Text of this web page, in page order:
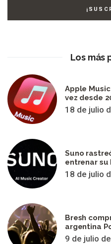
Los más
Apple
vez desde
18 de julio
Suno
entrenar su
18 de julio
Bresh
argentina
9 de julio